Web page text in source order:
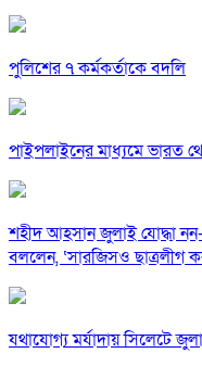
পুলিশের ৭ কর্মকর্তাকে বদলি
পাইপলাইনের মাধ্যমে ভারত
শহীদ আহসান জুলাই যোদ্ধা
বললেন, ‘সারজিসও ছাত্রলীগ
যথাযোগ্য মর্যাদায় সিলেটে